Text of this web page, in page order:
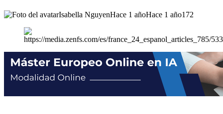
Isabella NguyenHace 1 añoHace 1 año172